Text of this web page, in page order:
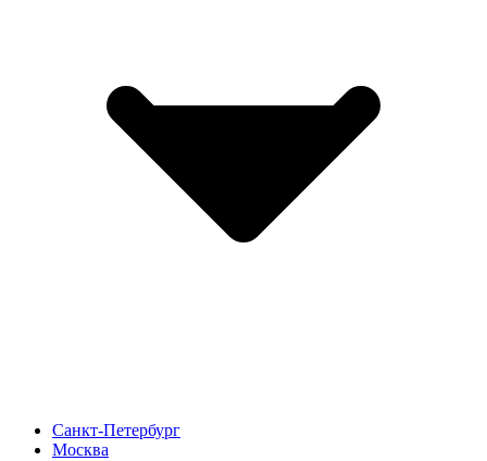
Санкт-Петербург
Москва